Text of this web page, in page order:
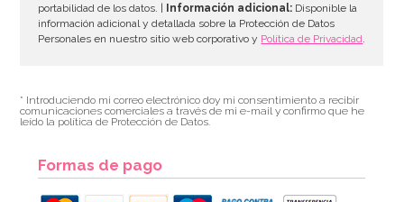
portabilidad de los datos. |
Información adicional: Disponible la
información adicional y detallada sobre la Protección de Datos
Personales en nuestro sitio web corporativo y Política de Privacidad.
* Introduciendo mi correo electrónico doy mi consentimiento a recibir
comunicaciones comerciales a través de mi e-mail y confirmo que he
leído la política de Protección de Datos.
Formas de pago